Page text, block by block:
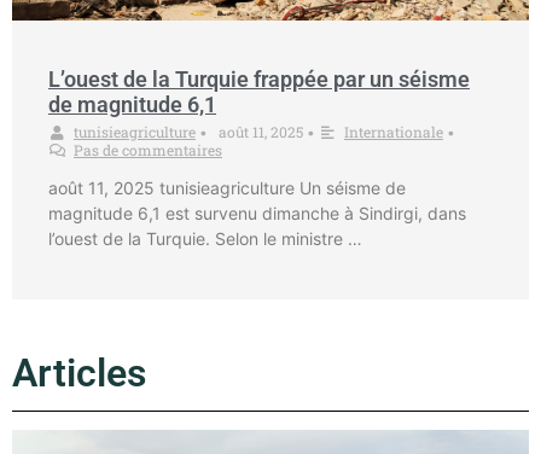
L’ouest de la Turquie frappée par un séisme
de magnitude 6,1
tunisieagriculture • août 11, 2025 • Internationale •
Pas de commentaires
août 11, 2025 tunisieagriculture Un séisme de
magnitude 6,1 est survenu dimanche à Sindirgi, dans
l’ouest de la Turquie. Selon le ministre …
Articles